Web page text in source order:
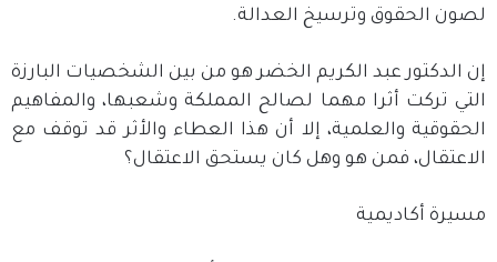
لصون الحقوق وترسيخ العدالة.
إن الدكتور عبد الكريم الخضر هو من بين الشخصيات البارزة
التي تركت أثرا مهما لصالح المملكة وشعبها، والمفاهيم
الحقوقية والعلمية، إلا أن هذا العطاء والأثر قد توقف مع
الاعتقال، فمن هو وهل كان يستحق الاعتقال؟
مسيرة أكاديمية